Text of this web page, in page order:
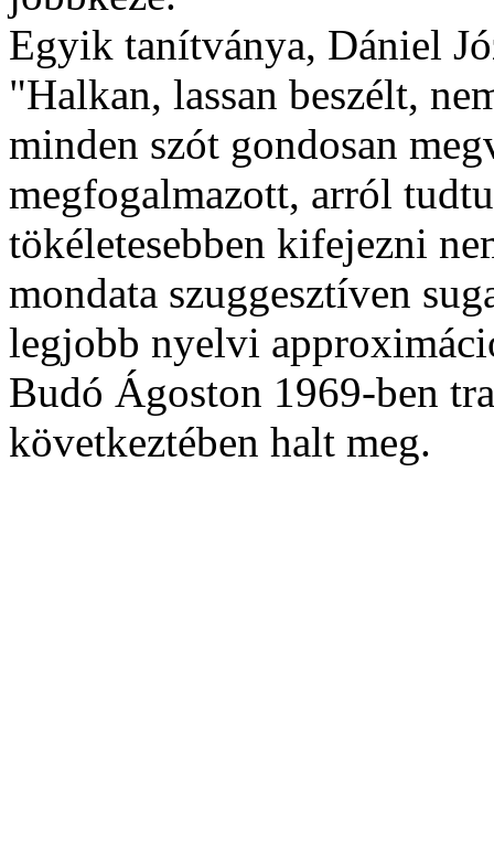
Egyik tanítványa, Dániel
"Halkan, lassan beszélt,
minden szót gondosan
megfogalmazott, arról
tökéletesebben kifejezni
mondata szuggesztíven
legjobb nyelvi
Budó Ágoston 1969-ben
következtében halt meg.